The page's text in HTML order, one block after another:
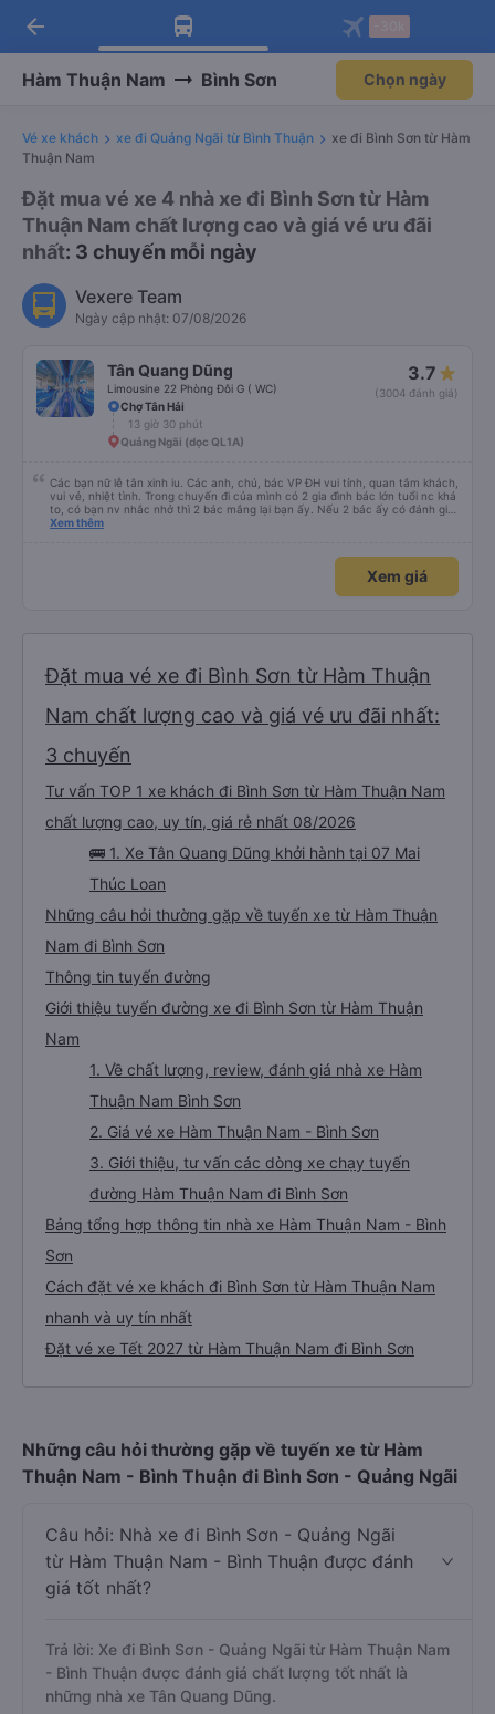
Tải app Vexere ngay!
Nhận ưu đãi thành viên độc
Mở app
Tải app Vexere
-30k/ghế khi đặt vé máy bay qua
Mở app
arrow_back
Hàm Thuận Nam Bình Sơn Chọn ngày
Vé xe khách xe đi Quảng Ngãi từ Bình Thuận
xe đi Bình Sơn từ Hàm
Thuận Nam
Đặt mua vé xe 4 nhà xe đi Bình Sơn từ Hàm
Thuận Nam chất lượng cao và giá vé ưu đãi
nhất: 3 chuyến mỗi ngày
Vexere Team
Ngày cập nhật: 07/08/2026
Tân Quang Dũng
Limousine 22 Phòng Đôi G ( WC)
3.7
(3004 đánh giá)
Chợ Tân Hải
13 giờ 30 phút
Quảng Ngãi (dọc QL1A)
Các bạn nữ lễ tân xinh iu. Các anh, chú, bác VP ĐH vui tính, quan tâm khách,
vui vẻ, nhiệt tình. Trong chuyến đi của mình có 2 gia đình bác lớn tuổi nc khá
to, có bạn nv nhắc nhở thì 2 bác mắng lại bạn ấy. Nếu 2 bác ấy có đánh giá
xấu thì mình ngược lại nha. Bạn ấy nhắc nhở rất đúng. 2 bác nói rất to. To
bạn ấy nha. Nếu bạn ấy bị trừ thì bảo bạn ấy liên hệ sđt của mình, mình hỗ
trợ ạ. Số mình đuôi 666, chuyến ĐH-NT ngày 16/1. À các bạn nữ lễ tân xinh
iu còn đổi cho mình phòng đơn sang đôi xong còn note là (một mình) yêu
Xem thêm
Xem giá
Đặt mua vé xe đi Bình Sơn từ Hàm Thuận
Nam chất lượng cao và giá vé ưu đãi nhất:
3 chuyến
Tư vấn TOP 1 xe khách đi Bình Sơn từ Hàm Thuận Nam
chất lượng cao, uy tín, giá rẻ nhất 08/2026
🚌 1. Xe Tân Quang Dũng khởi hành tại 07 Mai
Thúc Loan
Những câu hỏi thường gặp về tuyến xe từ Hàm Thuận
Nam đi Bình Sơn
Thông tin tuyến đường
Giới thiệu tuyến đường xe đi Bình Sơn từ Hàm Thuận
Nam
1. Về chất lượng, review, đánh giá nhà xe Hàm
Thuận Nam Bình Sơn
2. Giá vé xe Hàm Thuận Nam - Bình Sơn
3. Giới thiệu, tư vấn các dòng xe chạy tuyến
đường Hàm Thuận Nam đi Bình Sơn
Bảng tổng hợp thông tin nhà xe Hàm Thuận Nam - Bình
Sơn
Cách đặt vé xe khách đi Bình Sơn từ Hàm Thuận Nam
nhanh và uy tín nhất
Đặt vé xe Tết 2027 từ Hàm Thuận Nam đi Bình Sơn
Những câu hỏi thường gặp về tuyến xe từ Hàm
Thuận Nam - Bình Thuận đi Bình Sơn - Quảng Ngãi
Câu hỏi: Nhà xe đi Bình Sơn - Quảng Ngãi
từ Hàm Thuận Nam - Bình Thuận được đánh
giá tốt nhất?
Trả lời: Xe đi Bình Sơn - Quảng Ngãi từ Hàm Thuận Nam
- Bình Thuận được đánh giá chất lượng tốt nhất là
những nhà xe Tân Quang Dũng.